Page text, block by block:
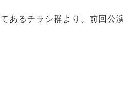
あるチラシ群より。前回公